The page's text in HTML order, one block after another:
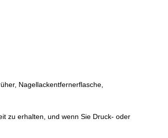
Nagellackentfernerflasche,
zu erhalten, und wenn Sie Druck- oder